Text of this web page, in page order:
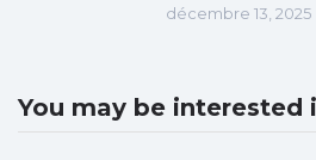
décembre 13, 2025
You may be interested